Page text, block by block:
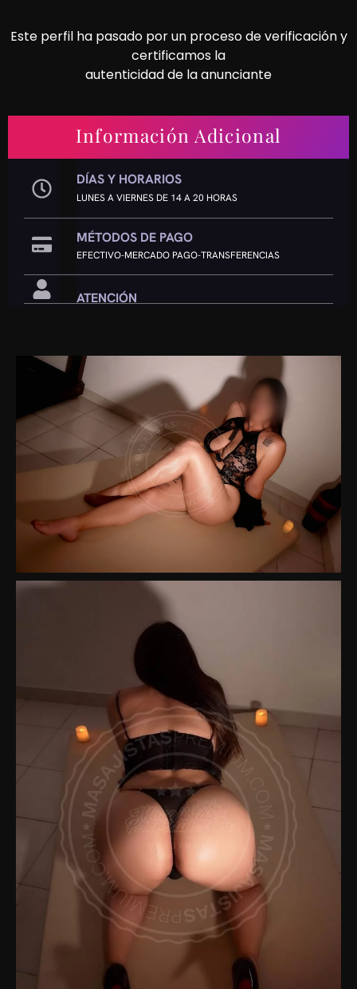
Este perfil ha pasado por un proceso de verificación y
certificamos la
autenticidad de la anunciante
Información Adicional
DÍAS Y HORARIOS
LUNES A VIERNES DE 14 A 20 HORAS
MÉTODOS DE PAGO
EFECTIVO-MERCADO PAGO-TRANSFERENCIAS
ATENCIÓN